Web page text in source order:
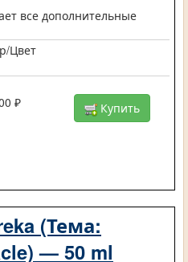
все дополнительные
Цвет
₽ Купить
(Тема:
— 50 ml